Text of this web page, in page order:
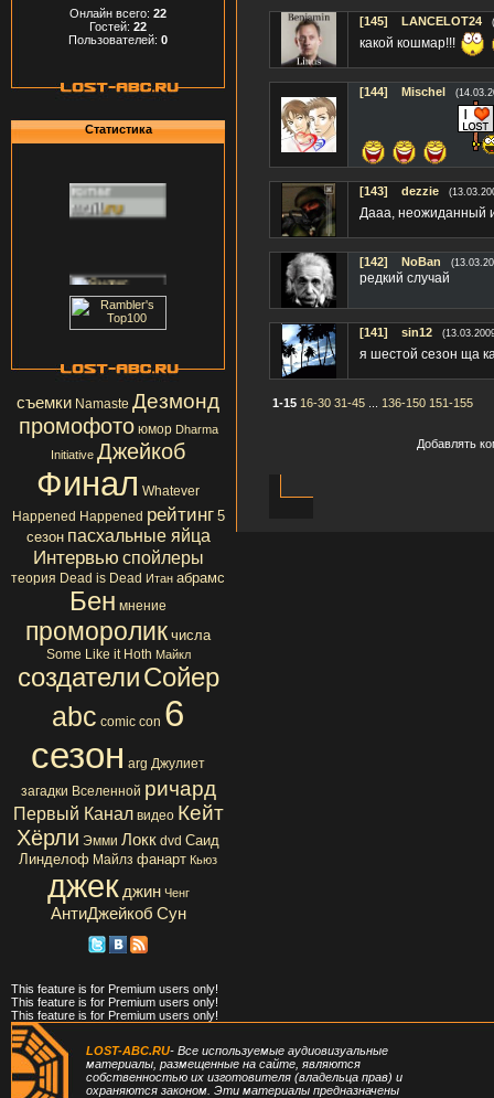
Онлайн всего: 22
Гостей: 22
Пользователей: 0
Статистика
съемки Namaste Дезмонд
промофото юмор Dharma
Initiative Джейкоб
Финал Whatever
Happened Happened рейтинг 5
сезон пасхальные яйца
Интервью спойлеры
теория Dead is Dead Итан абрамс
Бен мнение
проморолик числа
Some Like it Hoth Майкл
создателиСойер
abc comic con 6
сезон arg Джулиет
загадки Вселенной ричард
Первый Канал видео Кейт
Хёрли Эмми Локк dvd Саид
Линделоф Майлз фанарт Кьюз
джек джин Ченг
АнтиДжейкоб Сун
This feature is for Premium users only!
This feature is for Premium users only!
This feature is for Premium users only!
[145] LANCELOT24
какой кошмар!!!
[144] Mischel
[143] dezzie
Дааа, неожиданный
[142] NoBan
редкий случай
[141] sin12
я шестой сезон ща
1-15 16-30 31-45 136-150 151-155
Добавлять
LOST-ABC.RU- Все используемые аудиовизуальные
материалы, размещенные на сайте, являются
собственностью их изготовителя (владельца прав) и
охраняются законом. Эти материалы предназначены